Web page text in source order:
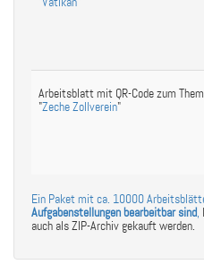
Arbeitsblatt mit QR-Code zum
"Zeche Zollverein"
Ein Paket mit ca. 10000
Aufgabenstellungen bearbeitbar sind,
auch als ZIP-Archiv gekauft werden.